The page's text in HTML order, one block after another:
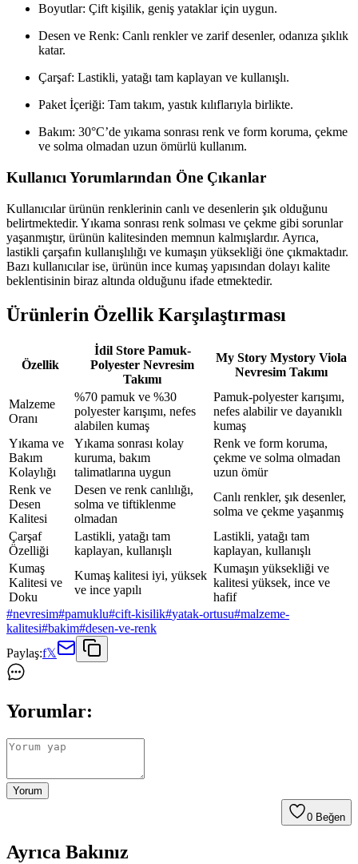
Boyutlar: Çift kişilik, geniş yataklar için uygun.
Desen ve Renk: Canlı renkler ve zarif desenler, odanıza şıklık
katar.
Çarşaf: Lastikli, yatağı tam kaplayan ve kullanışlı.
Paket İçeriği: Tam takım, yastık kılıflarıyla birlikte.
Bakım: 30°C’de yıkama sonrası renk ve form koruma, çekme
ve solma olmadan uzun ömürlü kullanım.
Kullanıcı Yorumlarından Öne Çıkanlar
Kullanıcılar ürünün renklerinin canlı ve desenlerin şık olduğunu
belirtmektedir. Yıkama sonrası renk solması ve çekme gibi sorunlar
yaşanmıştır, ürünün kalitesinden memnun kalmışlardır. Ayrıca,
lastikli çarşafın kullanışlılığı ve kumaşın yüksekliği öne çıkmaktadır.
Bazı kullanıcılar ise, ürünün ince kumaş yapısından dolayı kalite
beklentisinin biraz altında olduğunu ifade etmektedir.
Ürünlerin Özellik Karşılaştırması
Özellik
İdil Store Pamuk-
Polyester Nevresim
Takımı
My Story Mystory Viola
Nevresim Takımı
Malzeme
Oranı
%70 pamuk ve %30
polyester karışımı, nefes
alabilen kumaş
Pamuk-polyester karışımı,
nefes alabilir ve dayanıklı
kumaş
Yıkama ve
Bakım
Kolaylığı
Yıkama sonrası kolay
kuruma, bakım
talimatlarına uygun
Renk ve form koruma,
çekme ve solma olmadan
uzun ömür
Renk ve
Desen
Kalitesi
Desen ve renk canlılığı,
solma ve tiftiklenme
olmadan
Canlı renkler, şık desenler,
solma ve çekme yaşanmış
Çarşaf
Özelliği
Lastikli, yatağı tam
kaplayan, kullanışlı
Lastikli, yatağı tam
kaplayan, kullanışlı
Kumaş
Kalitesi ve
Doku
Kumaş kalitesi iyi, yüksek
ve ince yapılı
Kumaşın yüksekliği ve
kalitesi yüksek, ince ve
hafif
#nevresim#pamuklu#cift-kisilik#yatak-ortusu#malzeme-
kalitesi#bakim#desen-ve-renk
Paylaş:f𝕏
Yorumlar:
Yorum
0 Beğen
Ayrıca Bakınız